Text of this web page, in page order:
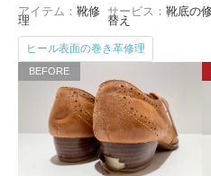
修理サービス・料金
スーツケース修理
スニーカー修理
カバンの修理
アイテム： 靴修
理
サービス：靴底の
替え
ヒール表面の巻き革修理